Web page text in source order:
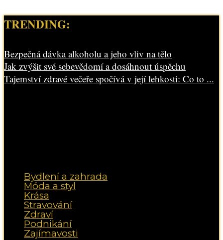
TRENDING:
Bezpečná dávka alkoholu a jeho vliv na tělo
Jak zvýšit své sebevědomí a dosáhnout úspěchu
Tajemství zdravé večeře spočívá v její lehkosti: Co to ...
Bydlení a zahrada
Móda a styl
Krása
Stravování
Zdraví
Podnikání
Zajímavosti